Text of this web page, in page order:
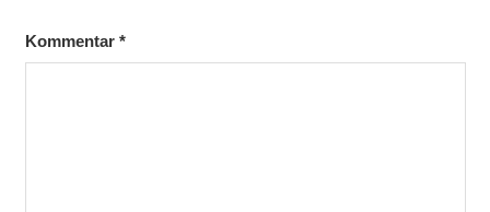
Kommentar *